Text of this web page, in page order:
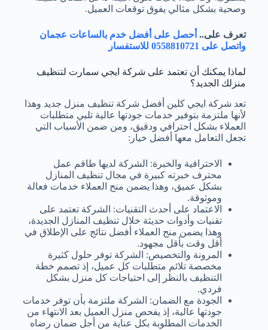
وصحية بشكل مثالي يفوق توقعات العميل.
تعرف على.. أحصل على أفضل خدم بالساعات عجمان
واتصل على 0558810721 للاستفسار
لماذا يمكنك أن تعتمد على شركة ايجي سمارت لتنظيف
منزلك الجديد؟
تعد شركة ايجي كلين أفضل شركة تنظيف منزل جديد وهذا
لأنها ملتزمة بتوفير خدمات جودتها عالية تلبي متطلبات
العملاء بشكل احترافي ودقيق، ومن ضمن الأسباب التي
تجعل التعامل معها أفضل خيار:
الاحترافية والخبرة: الشركة لديها طاقم عمل
محترف خبرته كبيرة في مجال تنظيف المنازل
بشكل عميق، وهذا يضمن منح العملاء خدمات فعالة
وموثوقة.
الاعتماد على أحدث التقنيات: الشركة تعتمد على
تقنيات وأدوات حديثة خلال تنظيف المنازل الجديدة،
وهذا يضمن منح العملاء أفضل نتائج على الإطلاق في
أقل وقت بأقل مجهود.
المرونة والتخصيص: الشركة توفر حلول كثيرة
مخصصة تلائم متطلبات كل عميل، إذ تصمم خطة
التنظيف بالنظر إلى احتياجات كل منزل بشكل
فردي.
الجودة مع الضمان: الشركة ملتزمة بأن توفر خدمات
جودتها عالية، إذ يفحص منزل العميل بعد الانتهاء من
الخدمات المطلوبة بكل عناية من أجل ضمان رضاه